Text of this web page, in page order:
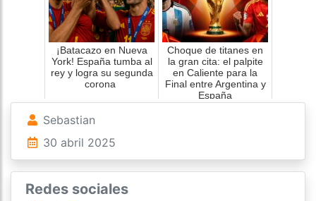
¡Batacazo en Nueva
York! España tumba al
rey y logra su segunda
corona
Choque de titanes en
la gran cita: el palpite
en Caliente para la
Final entre Argentina y
España
Sebastian
30 abril 2025
Redes sociales